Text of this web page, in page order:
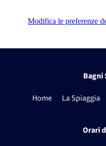
Modifica le preferenze
Bagni
Home La Spiaggia
Orari